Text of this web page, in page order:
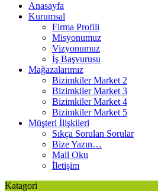
Anasayfa
Kurumsal
Firma Profili
Misyonumuz
Vizyonumuz
İş Başvurusu
Mağazalarımız
Bizimkiler Market 2
Bizimkiler Market 3
Bizimkiler Market 4
Bizimkiler Market 5
Müşteri İlişkileri
Sıkça Sorulan Sorular
Bize Yazın…
Mail Oku
İletişim
Katagori